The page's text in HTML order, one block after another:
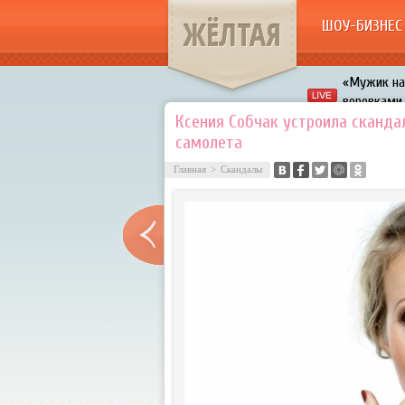
ЖЁЛТАЯ ШОУ-БИЗНЕС
«Мужик на
воровками
Галкин
В шоу
Авербух
Ксения Собчак устроила
самолета
Главная > Скандалы